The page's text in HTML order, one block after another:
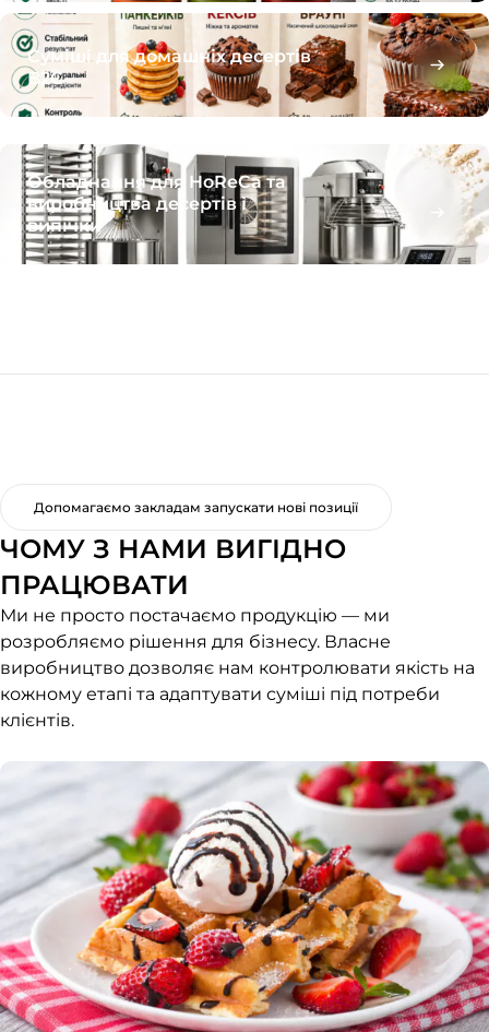
Суміші для домашніх десертів
B2C
Обладнання для HoReCa та
виробництва десертів і
випічки
Допомагаємо закладам запускати нові позиції
ЧОМУ З НАМИ ВИГІДНО
ПРАЦЮВАТИ
Ми не просто постачаємо продукцію — ми
розробляємо рішення для бізнесу. Власне
виробництво дозволяє нам контролювати якість на
кожному етапі та адаптувати суміші під потреби
клієнтів.